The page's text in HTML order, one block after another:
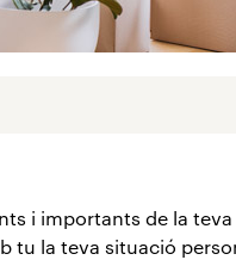
i importants de la
tu la teva situació